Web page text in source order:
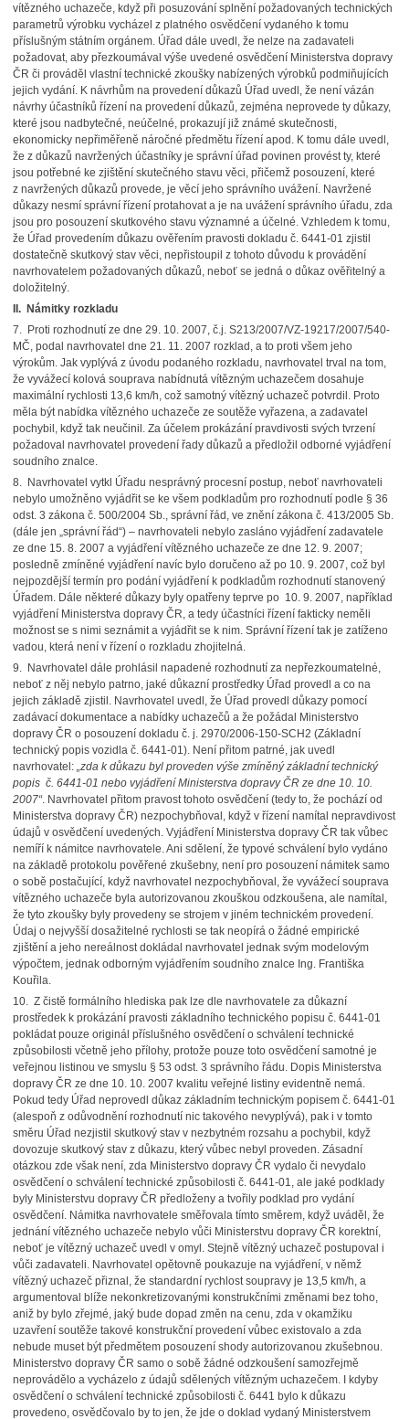
vítězného uchazeče, když při posuzování splnění požadovaných technických
parametrů výrobku vycházel z platného osvědčení vydaného k tomu
příslušným státním orgánem. Úřad dále uvedl, že nelze na zadavateli
požadovat, aby přezkoumával výše uvedené osvědčení Ministerstva dopravy
ČR či prováděl vlastní technické zkoušky nabízených výrobků podmiňujících
jejich vydání. K návrhům na provedení důkazů Úřad uvedl, že není vázán
návrhy účastníků řízení na provedení důkazů, zejména neprovede ty důkazy,
které jsou nadbytečné, neúčelné, prokazují již známé skutečnosti,
ekonomicky nepřiměřeně náročné předmětu řízení apod. K tomu dále uvedl,
že z důkazů navržených účastníky je správní úřad povinen provést ty, které
jsou potřebné ke zjištění skutečného stavu věci, přičemž posouzení, které
z navržených důkazů provede, je věcí jeho správního uvážení. Navržené
důkazy nesmí správní řízení protahovat a je na uvážení správního úřadu, zda
jsou pro posouzení skutkového stavu významné a účelné. Vzhledem k tomu,
že Úřad provedením důkazu ověřením pravosti dokladu č. 6441-01 zjistil
dostatečně skutkový stav věci, nepřistoupil z tohoto důvodu k provádění
navrhovatelem požadovaných důkazů, neboť se jedná o důkaz ověřitelný a
doložitelný.
II. Námitky rozkladu
7. Proti rozhodnutí ze dne 29. 10. 2007, č.j. S213/2007/VZ-19217/2007/540-
MČ, podal navrhovatel dne 21. 11. 2007 rozklad, a to proti všem jeho
výrokům. Jak vyplývá z úvodu podaného rozkladu, navrhovatel trval na tom,
že vyvážecí kolová souprava nabídnutá vítězným uchazečem dosahuje
maximální rychlosti 13,6 km/h, což samotný vítězný uchazeč potvrdil. Proto
měla být nabídka vítězného uchazeče ze soutěže vyřazena, a zadavatel
pochybil, když tak neučinil. Za účelem prokázání pravdivosti svých tvrzení
požadoval navrhovatel provedení řady důkazů a předložil odborné vyjádření
soudního znalce.
8. Navrhovatel vytkl Úřadu nesprávný procesní postup, neboť navrhovateli
nebylo umožněno vyjádřit se ke všem podkladům pro rozhodnutí podle § 36
odst. 3 zákona č. 500/2004 Sb., správní řád, ve znění zákona č. 413/2005 Sb.
(dále jen „správní řád“) – navrhovateli nebylo zasláno vyjádření zadavatele
ze dne 15. 8. 2007 a vyjádření vítězného uchazeče ze dne 12. 9. 2007;
posledně zmíněné vyjádření navíc bylo doručeno až po 10. 9. 2007, což byl
nejpozdější termín pro podání vyjádření k podkladům rozhodnutí stanovený
Úřadem. Dále některé důkazy byly opatřeny teprve po 10. 9. 2007, například
vyjádření Ministerstva dopravy ČR, a tedy účastníci řízení fakticky neměli
možnost se s nimi seznámit a vyjádřit se k nim. Správní řízení tak je zatíženo
vadou, která není v řízení o rozkladu zhojitelná.
9. Navrhovatel dále prohlásil napadené rozhodnutí za nepřezkoumatelné,
neboť z něj nebylo patrno, jaké důkazní prostředky Úřad provedl a co na
jejich základě zjistil. Navrhovatel uvedl, že Úřad provedl důkazy pomocí
zadávací dokumentace a nabídky uchazečů a že požádal Ministerstvo
dopravy ČR o posouzení dokladu č. j. 2970/2006-150-SCH2 (Základní
technický popis vozidla č. 6441-01). Není přitom patrné, jak uvedl
navrhovatel: „zda k důkazu byl proveden výše zmíněný základní technický
popis č. 6441-01 nebo vyjádření Ministerstva dopravy ČR ze dne 10. 10.
2007“. Navrhovatel přitom pravost tohoto osvědčení (tedy to, že pochází od
Ministerstva dopravy ČR) nezpochybňoval, když v řízení namítal nepravdivost
údajů v osvědčení uvedených. Vyjádření Ministerstva dopravy ČR tak vůbec
nemíří k námitce navrhovatele. Ani sdělení, že typové schválení bylo vydáno
na základě protokolu pověřené zkušebny, není pro posouzení námitek samo
o sobě postačující, když navrhovatel nezpochybňoval, že vyvážecí souprava
vítězného uchazeče byla autorizovanou zkouškou odzkoušena, ale namítal,
že tyto zkoušky byly provedeny se strojem v jiném technickém provedení.
Údaj o nejvyšší dosažitelné rychlosti se tak neopírá o žádné empirické
zjištění a jeho nereálnost dokládal navrhovatel jednak svým modelovým
výpočtem, jednak odborným vyjádřením soudního znalce Ing. Františka
Kouřila.
10. Z čistě formálního hlediska pak lze dle navrhovatele za důkazní
prostředek k prokázání pravosti základního technického popisu č. 6441-01
pokládat pouze originál příslušného osvědčení o schválení technické
způsobilosti včetně jeho přílohy, protože pouze toto osvědčení samotné je
veřejnou listinou ve smyslu § 53 odst. 3 správního řádu. Dopis Ministerstva
dopravy ČR ze dne 10. 10. 2007 kvalitu veřejné listiny evidentně nemá.
Pokud tedy Úřad neprovedl důkaz základním technickým popisem č. 6441-01
(alespoň z odůvodnění rozhodnutí nic takového nevyplývá), pak i v tomto
směru Úřad nezjistil skutkový stav v nezbytném rozsahu a pochybil, když
dovozuje skutkový stav z důkazu, který vůbec nebyl proveden. Zásadní
otázkou zde však není, zda Ministerstvo dopravy ČR vydalo či nevydalo
osvědčení o schválení technické způsobilosti č. 6441-01, ale jaké podklady
byly Ministerstvu dopravy ČR předloženy a tvořily podklad pro vydání
osvědčení. Námitka navrhovatele směřovala tímto směrem, když uváděl, že
jednání vítězného uchazeče nebylo vůči Ministerstvu dopravy ČR korektní,
neboť je vítězný uchazeč uvedl v omyl. Stejně vítězný uchazeč postupoval i
vůči zadavateli. Navrhovatel opětovně poukazuje na vyjádření, v němž
vítězný uchazeč přiznal, že standardní rychlost soupravy je 13,5 km/h, a
argumentoval blíže nekonkretizovanými konstrukčními změnami bez toho,
aniž by bylo zřejmé, jaký bude dopad změn na cenu, zda v okamžiku
uzavření soutěže takové konstrukční provedení vůbec existovalo a zda
nebude muset být předmětem posouzení shody autorizovanou zkušebnou.
Ministerstvo dopravy ČR samo o sobě žádné odzkoušení samozřejmě
neprovádělo a vycházelo z údajů sdělených vítězným uchazečem. I kdyby
osvědčení o schválení technické způsobilosti č. 6441 bylo k důkazu
provedeno, osvědčovalo by to jen, že jde o doklad vydaný Ministerstvem